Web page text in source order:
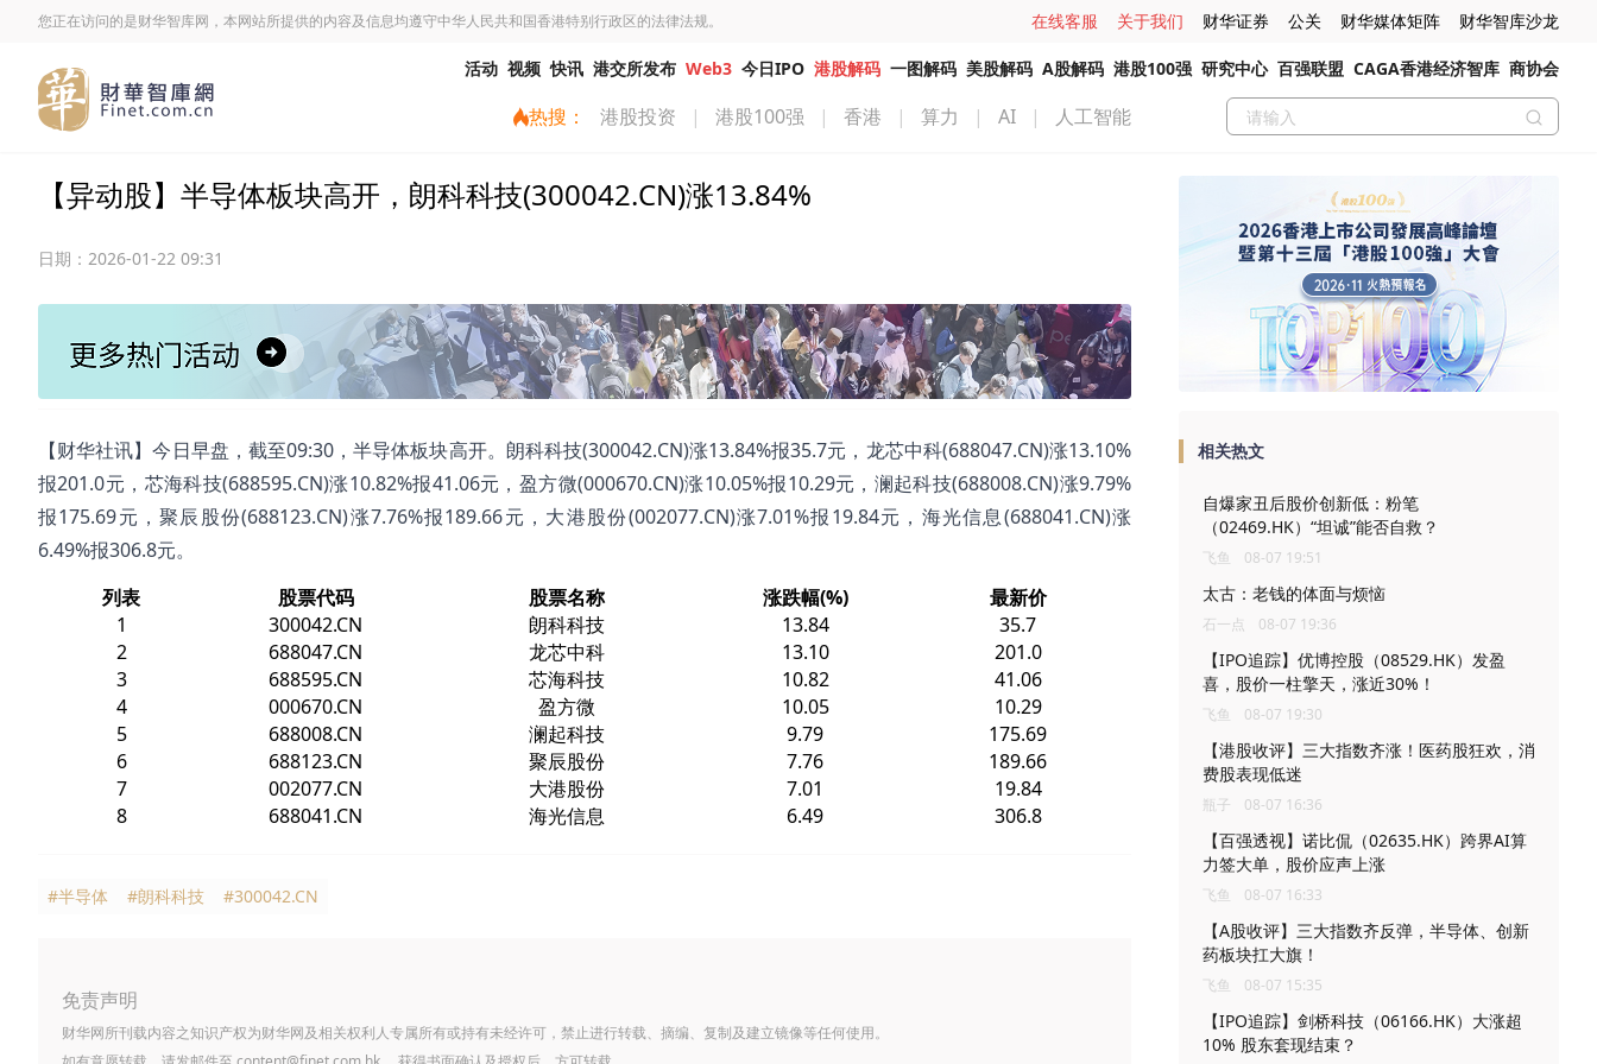
您正在访问的是财华智库网，本网站所提供的内容及信息均遵守中华人民共和国香港特别行政区的法律法规。 在线客服 关于我们 财华证券 公关 财华媒体矩阵 财华智库沙龙
活动 视频 快讯 港交所发布 Web3 今日IPO 港股解码 一图解码 美股解码 A股解码 港股100强 研究中心 百强联盟 CAGA香港经济智库 商协会
热搜： 港股投资 | 港股100强 | 香港 | 算力 | AI | 人工智能
【异动股】半导体板块高开，朗科科技(300042.CN)涨13.84%
日期： 2026-01-22 09:31
【财华社讯】今日早盘，截至09:30，半导体板块高开。朗科科技(300042.CN)涨13.84%报35.7元，龙芯中科(688047.CN)涨13.10%
报201.0元，芯海科技(688595.CN)涨10.82%报41.06元，盈方微(000670.CN)涨10.05%报10.29元，澜起科技(688008.CN)涨9.79%
报175.69元，聚辰股份(688123.CN)涨7.76%报189.66元，大港股份(002077.CN)涨7.01%报19.84元，海光信息(688041.CN)涨
6.49%报306.8元。
列表
股票代码 股票名称 涨跌幅(%)
最新价
1
300042.CN 朗科科技 13.84
35.7
2
688047.CN 龙芯中科 13.10
201.0
3
688595.CN 芯海科技 10.82
41.06
4
000670.CN 盈方微 10.05
10.29
5
688008.CN 澜起科技 9.79
175.69
6
688123.CN 聚辰股份 7.76
189.66
7
002077.CN 大港股份 7.01
19.84
8
688041.CN 海光信息 6.49 306.8
#半导体 #朗科科技 #300042.CN
免责声明
财华网所刊载内容之知识产权为财华网及相关权利人专属所有或持有未经许可，禁止进行转载、摘编、复制及建立镜像等任何使用。
相关热文
自爆家丑后股价创新低：粉笔
（02469.HK）“坦诚”能否自救？
飞鱼 08-07 19:51
太古：老钱的体面与烦恼
石一点 08-07 19:36
【IPO追踪】优博控股（08529.HK）发盈
喜，股价一柱擎天，涨近30%！
飞鱼 08-07 19:30
【港股收评】三大指数齐涨！医药股狂欢，消
费股表现低迷
瓶子 08-07 16:36
【百强透视】诺比侃（02635.HK）跨界AI算
力签大单，股价应声上涨
飞鱼 08-07 16:33
【A股收评】三大指数齐反弹，半导体、创新
药板块扛大旗！
飞鱼 08-07 15:35
【IPO追踪】剑桥科技（06166.HK）大涨超
10% 股东套现结束？